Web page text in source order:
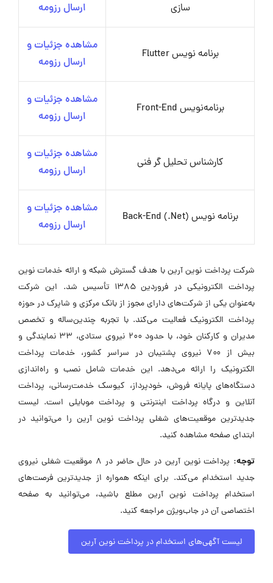
سازی
ارسال رزومه
برنامه نویس Flutter
مشاهده جزئیات و
ارسال رزومه
برنامه‌نویس Front-End
مشاهده جزئیات و
ارسال رزومه
کارشناس تحلیل گر فنی
مشاهده جزئیات و
ارسال رزومه
برنامه نویس Back-End (.Net)
مشاهده جزئیات و
ارسال رزومه
شرکت پرداخت نوین آرین با هدف گسترش شبکه و ارائه خدمات نوین
پرداخت الکترونیکی در فروردین ۱۳۸۵ تأسیس شد. این شرکت
به‌عنوان یکی از شرکت‌های دارای مجوز از بانک مرکزی و شاپرک در حوزه
پرداخت الکترونیک فعالیت می‌کند. با تجربه چندین‌ساله و تخصص
مدیران و کارکنان خود، با حدود ۲۰۰ نیروی ستادی، ۳۳ نمایندگی و
بیش از ۷۰۰ نیروی پشتیبان در سراسر کشور، خدمات پرداخت
الکترونیک را ارائه می‌دهد. این خدمات شامل نصب و راه‌اندازی
دستگاه‌های پایانه فروش، خودپرداز، کیوسک خدمت‌رسانی، پرداخت
آنلاین و درگاه پرداخت اینترنتی و پرداخت موبایلی است. لیست
جدیدترین موقعیت‌های شغلی پرداخت نوین آرین را می‌توانید در
ابتدای صفحه مشاهده کنید.
توجه:
پرداخت نوین آرین در حال حاضر در ۸ موقعیت شغلی نیروی
جدید استخدام می‌کند. برای اینکه همواره از جدیدترین فرصت‌های
استخدام پرداخت نوین آرین مطلع باشید، می‌توانید به صفحه
اختصاصی آن در جاب‌ویژن مراجعه کنید.
لیست آگهی‌های استخدام در پرداخت نوین آرین